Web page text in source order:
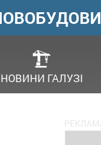
НОВИНИ ГАЛУЗІ